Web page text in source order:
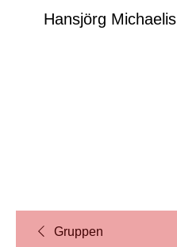
​Hansjörg Michaelis
Gruppen